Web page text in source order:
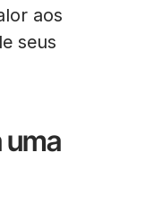
aos
seus
uma